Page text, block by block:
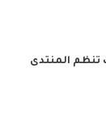
تنظم المنتدى